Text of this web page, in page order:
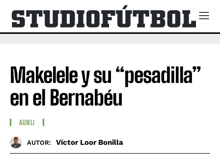
Makelele y su “pesadilla”
en el Bernabéu
AUNLI
AUTOR: Víctor Loor Bonilla